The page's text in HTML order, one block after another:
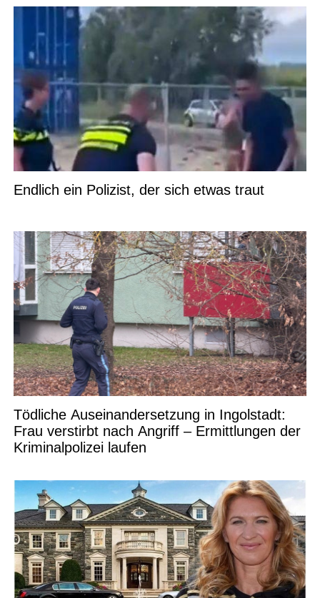
Endlich ein Polizist, der sich etwas traut
Tödliche Auseinandersetzung in Ingolstadt:
Frau verstirbt nach Angriff – Ermittlungen der
Kriminalpolizei laufen